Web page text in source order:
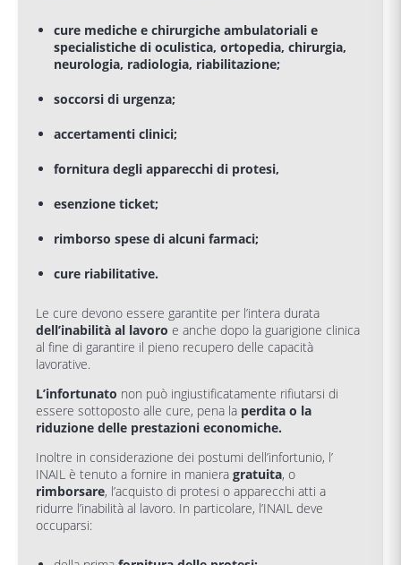
cure mediche e chirurgiche ambulatoriali e
specialistiche di oculistica, ortopedia, chirurgia,
neurologia, radiologia, riabilitazione;
soccorsi di urgenza;
accertamenti clinici;
fornitura degli apparecchi di protesi,
esenzione ticket;
rimborso spese di alcuni farmaci;
cure riabilitative.
Le cure devono essere garantite per l’intera durata
dell’inabilità al lavoro e anche dopo la guarigione clinica
al fine di garantire il pieno recupero delle capacità
lavorative.
L’infortunato non può ingiustificatamente rifiutarsi di
essere sottoposto alle cure, pena la perdita o la
riduzione delle prestazioni economiche.
Inoltre in considerazione dei postumi dell’infortunio, l’
INAIL è tenuto a fornire in maniera gratuita, o
rimborsare, l’acquisto di protesi o apparecchi atti a
ridurre l’inabilità al lavoro. In particolare, l’INAIL deve
occuparsi: